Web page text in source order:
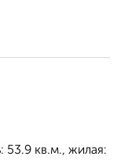
53.9 кв.м., жилая: